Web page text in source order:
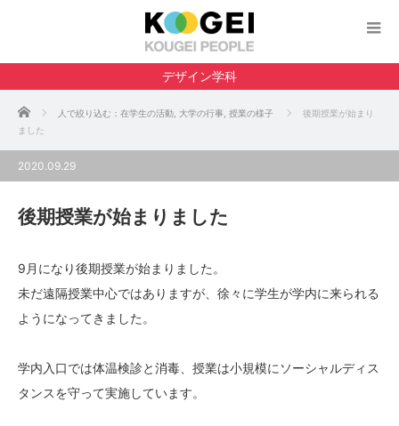
デザイン学科
ホーム 人で絞り込む：在学生の活動 大学の行事 授業の様子
後期授業が始まり
ました
2020.09.29
後期授業が始まりました
9月になり後期授業が始まりました。
未だ遠隔授業中心ではありますが、徐々に学生が学内に来られる
ようになってきました。
学内入口では体温検診と消毒、授業は小規模にソーシャルディス
タンスを守って実施しています。